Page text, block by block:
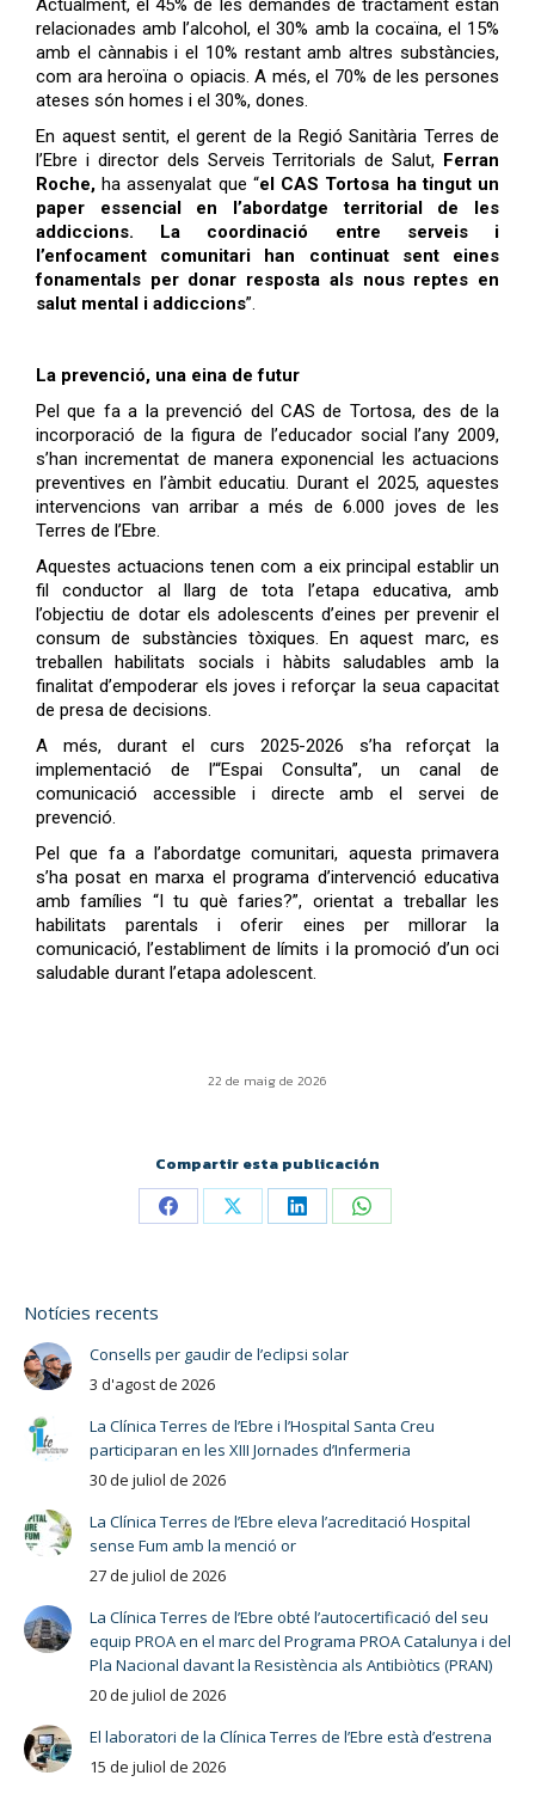
Actualment, el 45% de les demandes de tractament estan
relacionades amb l’alcohol, el 30% amb la cocaïna, el 15%
amb el cànnabis i el 10% restant amb altres substàncies,
com ara heroïna o opiacis. A més, el 70% de les persones
ateses són homes i el 30%, dones.
En aquest sentit, el gerent de la Regió Sanitària Terres de
l’Ebre i director dels Serveis Territorials de Salut, Ferran
Roche, ha assenyalat que “el CAS Tortosa ha tingut un
paper essencial en l’abordatge territorial de les
addiccions. La coordinació entre serveis i
l’enfocament comunitari han continuat sent eines
fonamentals per donar resposta als nous reptes en
salut mental i addiccions”.
La prevenció, una eina de futur
Pel que fa a la prevenció del CAS de Tortosa, des de la
incorporació de la figura de l’educador social l’any 2009,
s’han incrementat de manera exponencial les actuacions
preventives en l’àmbit educatiu. Durant el 2025, aquestes
intervencions van arribar a més de 6.000 joves de les
Terres de l’Ebre.
Aquestes actuacions tenen com a eix principal establir un
fil conductor al llarg de tota l’etapa educativa, amb
l’objectiu de dotar els adolescents d’eines per prevenir el
consum de substàncies tòxiques. En aquest marc, es
treballen habilitats socials i hàbits saludables amb la
finalitat d’empoderar els joves i reforçar la seua capacitat
de presa de decisions.
A més, durant el curs 2025-2026 s’ha reforçat la
implementació de l’“Espai Consulta”, un canal de
comunicació accessible i directe amb el servei de
prevenció.
Pel que fa a l’abordatge comunitari, aquesta primavera
s’ha posat en marxa el programa d’intervenció educativa
amb famílies “I tu què faries?”, orientat a treballar les
habilitats parentals i oferir eines per millorar la
comunicació, l’establiment de límits i la promoció d’un oci
saludable durant l’etapa adolescent.
22 de maig de 2026
Compartir esta publicación
Notícies recents
Consells per gaudir de l’eclipsi solar
3 d'agost de 2026
La Clínica Terres de l’Ebre i l’Hospital Santa Creu
participaran en les XIII Jornades d’Infermeria
30 de juliol de 2026
La Clínica Terres de l’Ebre eleva l’acreditació Hospital
sense Fum amb la menció or
27 de juliol de 2026
La Clínica Terres de l’Ebre obté l’autocertificació del seu
equip PROA en el marc del Programa PROA Catalunya i del
Pla Nacional davant la Resistència als Antibiòtics (PRAN)
20 de juliol de 2026
El laboratori de la Clínica Terres de l’Ebre està d’estrena
15 de juliol de 2026